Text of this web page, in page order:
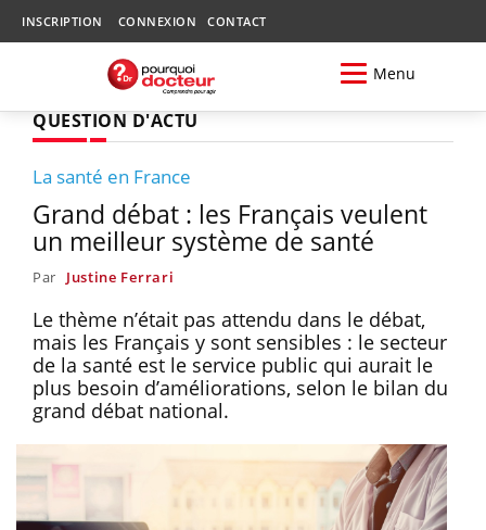
INSCRIPTION CONNEXION CONTACT
Menu
QUESTION D'ACTU
La santé en France
Grand débat : les Français veulent
un meilleur système de santé
Par Justine Ferrari
Le thème n’était pas attendu dans le débat,
mais les Français y sont sensibles : le secteur
de la santé est le service public qui aurait le
plus besoin d’améliorations, selon le bilan du
grand débat national.